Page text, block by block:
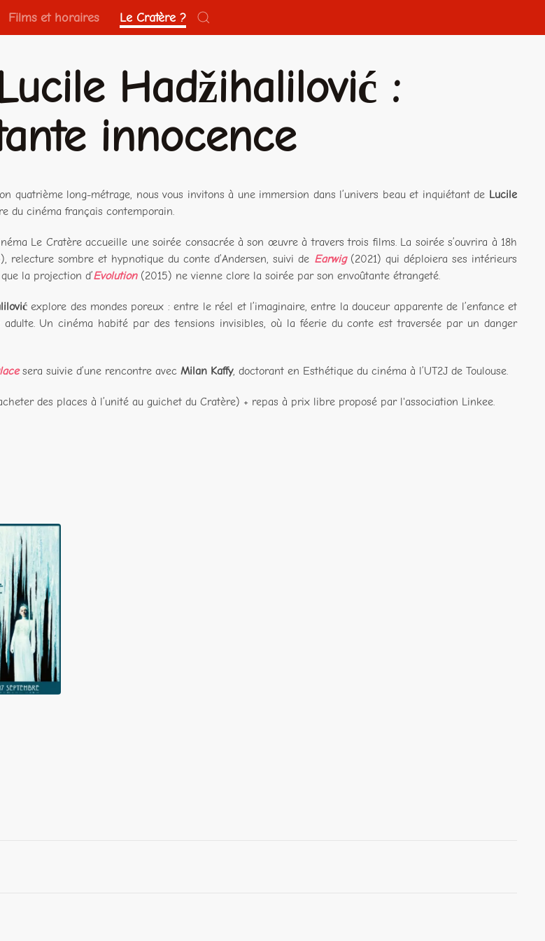
Films et horaires Le Cratère ?
Hadžihalilović :
innocence
quatrième long-métrage, nous vous invitons à une immersion dans l’univers beau et inquiétant de Lucile
du cinéma français contemporain.
Le Cratère accueille une soirée consacrée à son œuvre à travers trois films. La soirée s’ouvrira à 18h
relecture sombre et hypnotique du conte d’Andersen, suivi de Earwig (2021) qui déploiera ses intérieurs
la projection d’Evolution (2015) ne vienne clore la soirée par son envoûtante étrangeté.
explore des mondes poreux : entre le réel et l’imaginaire, entre la douceur apparente de l’enfance et
adulte. Un cinéma habité par des tensions invisibles, où la féerie du conte est traversée par un danger
sera suivie d’une rencontre avec Milan Kaffy, doctorant en Esthétique du cinéma à l’UT2J de Toulouse.
des places à l’unité au guichet du Cratère) + repas à prix libre proposé par l'association Linkee.
glace